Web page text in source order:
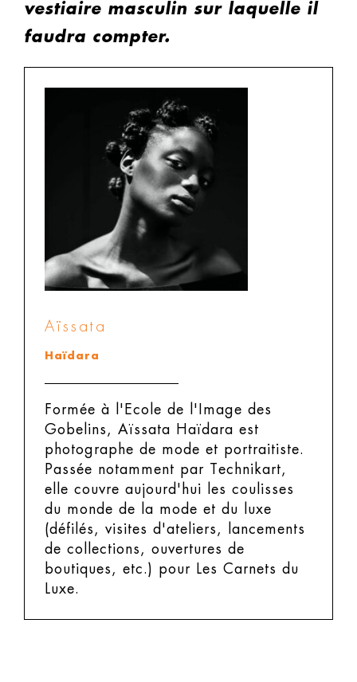
vestiaire masculin sur laquelle il
faudra compter.
Aïssata
Haïdara
Formée à l'Ecole de l'Image des
Gobelins, Aïssata Haïdara est
photographe de mode et portraitiste.
Passée notamment par Technikart,
elle couvre aujourd'hui les coulisses
du monde de la mode et du luxe
(défilés, visites d'ateliers, lancements
de collections, ouvertures de
boutiques, etc.) pour Les Carnets du
Luxe.